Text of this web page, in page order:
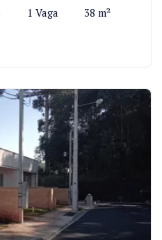
1 Vaga 38 m²